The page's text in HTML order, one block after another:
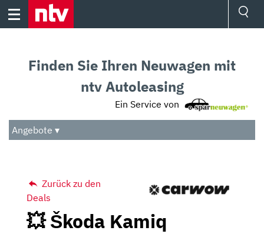
Skip
Audio
Das Beste
Finden Sie Ihren Neuwagen mit
ntv Autoleasing
Ein Service von
Angebote ▾
Zurück zu den
Deals
💥 Škoda Kamiq